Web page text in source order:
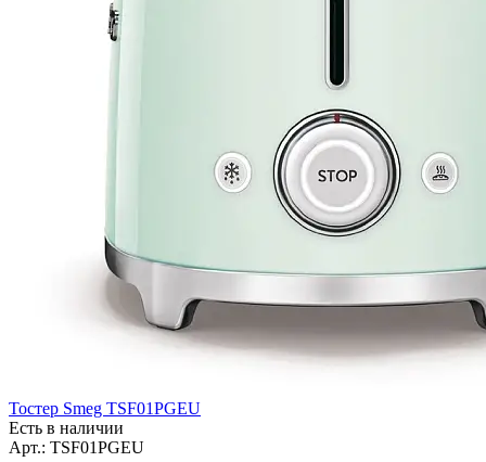
Тостер Smeg TSF01PGEU
Есть в наличии
Арт.: TSF01PGEU